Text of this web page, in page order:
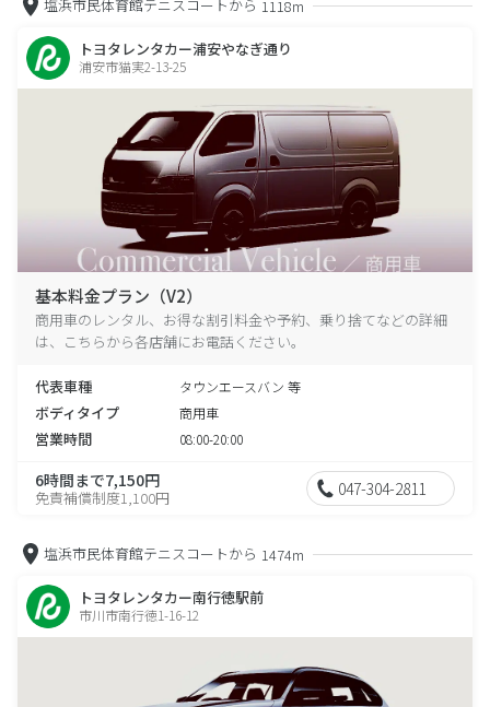
塩浜市民体育館テニスコートから 1118m
トヨタレンタカー浦安やなぎ通り
浦安市猫実2-13-25
基本料金プラン（V2）
商用車のレンタル、お得な割引料金や予約、乗り捨てなどの詳細
は、こちらから各店舗にお電話ください。
代表車種 タウンエースバン 等
ボディタイプ 商用車
営業時間 08:00-20:00
6時間まで7,150円
免責補償制度1,100円 047-304-2811
塩浜市民体育館テニスコートから 1474m
トヨタレンタカー南行徳駅前
市川市南行徳1-16-12